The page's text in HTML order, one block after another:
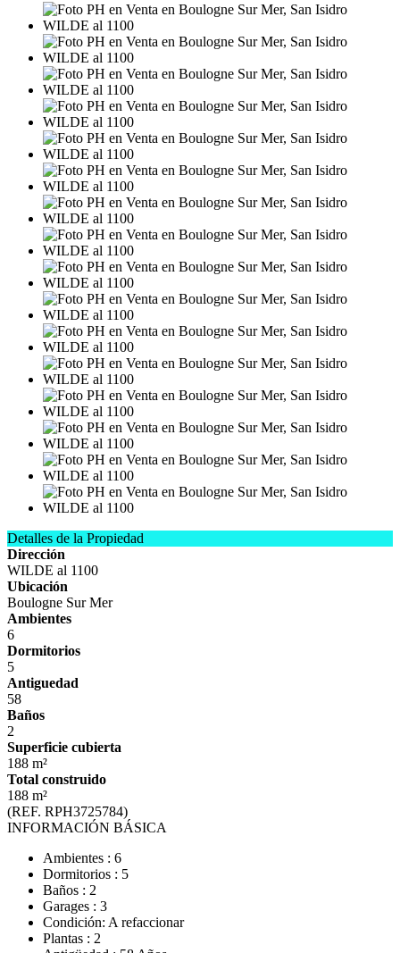
Detalles de la Propiedad
Dirección
WILDE al 1100
Ubicación
Boulogne Sur Mer
Ambientes
6
Dormitorios
5
Antiguedad
58
Baños
2
Superficie cubierta
188 m²
Total construido
188 m²
(REF. RPH3725784)
INFORMACIÓN BÁSICA
Ambientes : 6
Dormitorios : 5
Baños : 2
Garages : 3
Condición: A refaccionar
Plantas : 2